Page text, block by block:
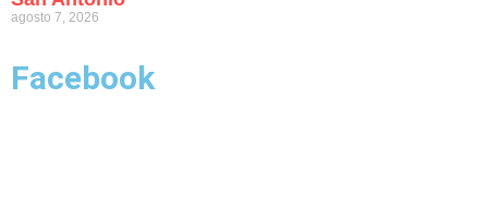
agosto 7, 2026
Facebook